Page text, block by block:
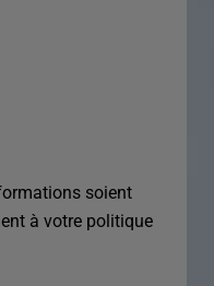
soient
à votre politique